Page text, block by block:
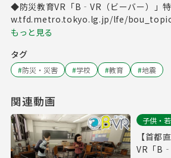
◆防災教育VR「B‐VR（ビーバー）」
w.tfd.metro.tokyo.lg.jp/lfe/
もっと見る
タグ
#防災・災害 #学校 #教育 #地震
関連動画
子供・
【首都
VR「